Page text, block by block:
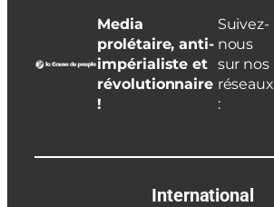
Media
prolétaire, anti-
impérialiste et
révolutionnaire
!
Suivez-
nous
sur nos
réseaux
:
International